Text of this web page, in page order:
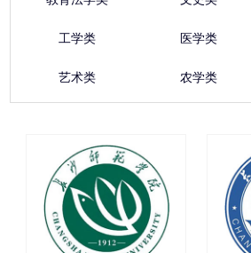
工学类 医学类
艺术类 农学类